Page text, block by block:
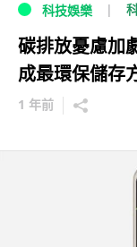
科技娛樂
碳排放憂慮加
成最環保儲存
1 年前